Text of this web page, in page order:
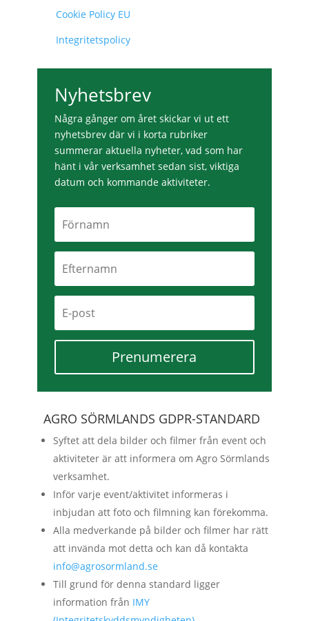
Cookie Policy EU
Integritetspolicy
Nyhetsbrev
Några gånger om året skickar vi ut ett
nyhetsbrev där vi i korta rubriker
summerar aktuella nyheter, vad som har
hänt i vår verksamhet sedan sist, viktiga
datum och kommande aktiviteter.
Prenumerera
AGRO SÖRMLANDS GDPR-STANDARD
Syftet att dela bilder och filmer från event och
aktiviteter är att informera om Agro Sörmlands
verksamhet.
Inför varje event/aktivitet informeras i
inbjudan att foto och filmning kan förekomma.
Alla medverkande på bilder och filmer har rätt
att invända mot detta och kan då kontakta
info@agrosormland.se
Till grund för denna standard ligger
information från IMY